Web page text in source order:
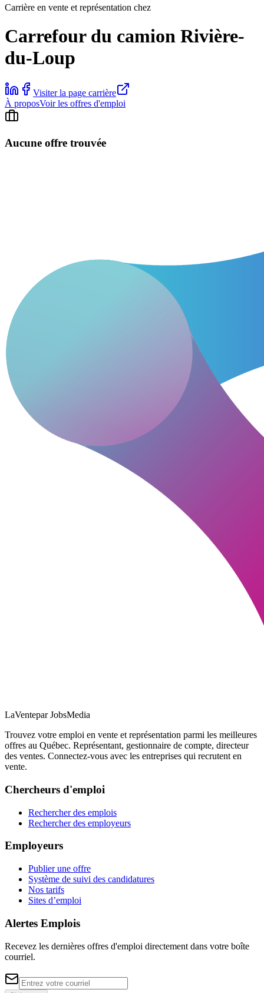
Carrière en vente et représentation chez
Carrefour du camion Rivière-
du-Loup
Visiter la page carrière
À proposVoir les offres d'emploi
Aucune offre trouvée
LaVentepar JobsMedia
Trouvez votre emploi en vente et représentation parmi les meilleures
offres au Québec. Représentant, gestionnaire de compte, directeur
des ventes. Connectez-vous avec les entreprises qui recrutent en
vente.
Chercheurs d'emploi
Rechercher des emplois
Rechercher des employeurs
Employeurs
Publier une offre
Système de suivi des candidatures
Nos tarifs
Sites d’emploi
Alertes Emplois
Recevez les dernières offres d'emploi directement dans votre boîte
courriel.